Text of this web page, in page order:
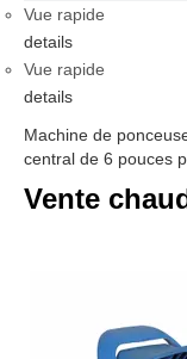
Vue rapide
details
Vue rapide
details
Machine de
central de 6 pouces
Vente